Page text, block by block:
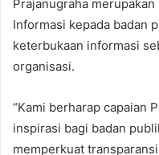
Prajanugraha
Informasi kepada badan
keterbukaan informasi
organisasi.
“Kami berharap capaian
inspirasi bagi badan
memperkuat